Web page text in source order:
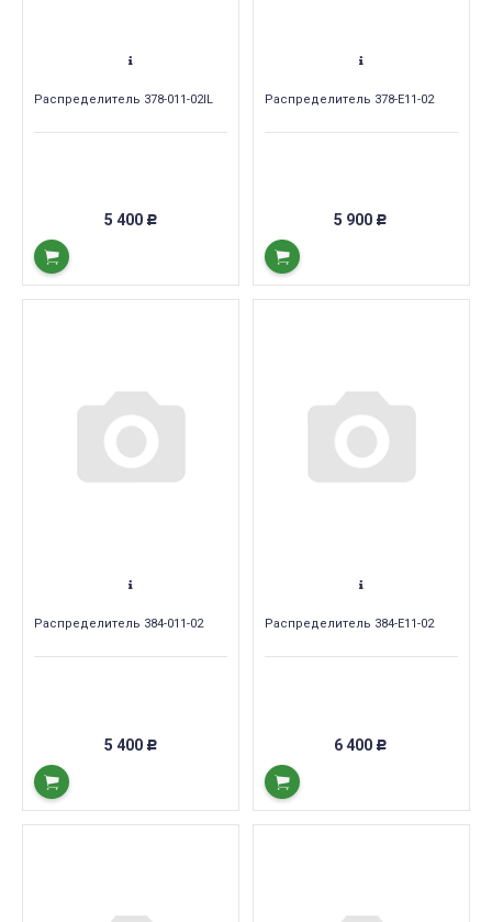
Распределитель 378-011-02IL
5 400 Р
Распределитель 378-E11-02
5 900 Р
Распределитель 384-011-02
5 400 Р
Распределитель 384-E11-02
6 400 Р